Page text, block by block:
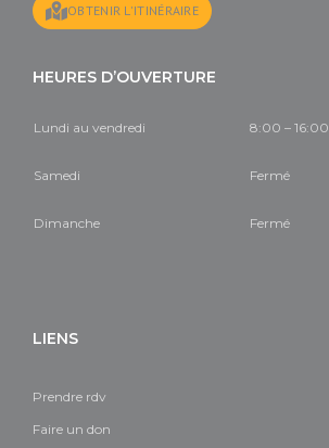
OBTENIR L'ITINÉRAIRE
HEURES D’OUVERTURE
Lundi au vendredi 8:00 – 16:00
Samedi Fermé
Dimanche Fermé
LIENS
Prendre rdv
Faire un don